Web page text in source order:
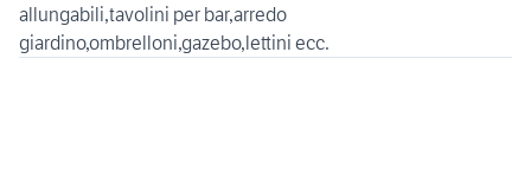
allungabili,tavolini per bar,arredo
giardino,ombrelloni,gazebo,lettini ecc.